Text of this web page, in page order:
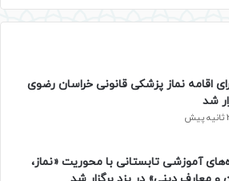
اقامه نماز پزشکی قانونی خراسان رضوی
شد
آموزشی تابستانی با محوریت «نماز،